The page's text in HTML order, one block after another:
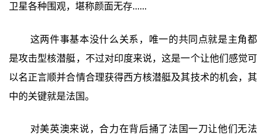
卫星各种围观，堪称颜面无存......
这两件事基本没什么关系，唯一的共同点就是主角都
是攻击型核潜艇，不过对印度来说，这是一个让他们感觉可
以名正言顺并合情合理获得西方核潜艇及其技术的机会，其
中的关键就是法国。
对美英澳来说，合力在背后捅了法国一刀让他们无法